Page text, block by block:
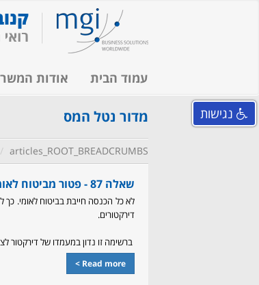
עמוד הבית אודות
מדור נטל המס
articles_ROOT_BREADCRUMBS
שאלה 87 - פטור מביטוח לאומי בגין שכר דירקטורים |
לא כל הכנסה חייבת בביטוח לאומי. כך
דירקטורים.
ברשימה זו נדון במעמדו של דירקטור
Read more >
נגישות